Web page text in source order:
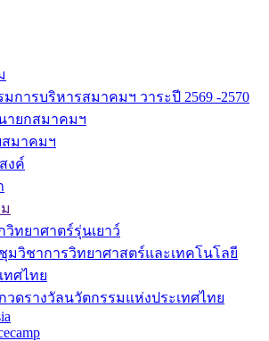
การบริหารสมาคมฯ วาระปี 2569 -2570
ายกสมาคมฯ
มาคมฯ
งค์
ทยาศาตร์รุ่นเยาว์
มวิชาการวิทยาศาสตร์และเทคโนโลยี
ทศไทย
วดรางวัลนวัตกรรมแห่งประเทศไทย